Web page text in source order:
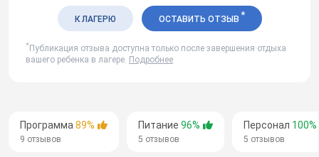
Программа 89%
9 отзывов
Питание 96%
5 отзывов
Персонал 100%
5 отзывов
К ЛАГЕРЮ ОСТАВИТЬ ОТЗЫВ *
* Публикация отзыва доступна только после завершения отдыха
вашего ребенка в лагере. Подробнее